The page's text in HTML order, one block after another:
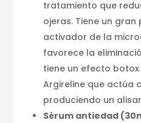
tratamiento que
ojeras. Tiene un
activador de la
favorece la
tiene un efecto
Argireline que actúa
produciendo un
Sérum antiedad